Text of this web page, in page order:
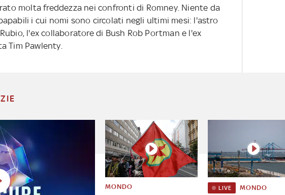
molta freddezza nei confronti di Romney. Niente da
i cui nomi sono circolati negli ultimi mesi: l'astro
l'ex collaboratore di Bush Rob Portman e l'ex
Tim Pawlenty.
MONDO LIVE MONDO